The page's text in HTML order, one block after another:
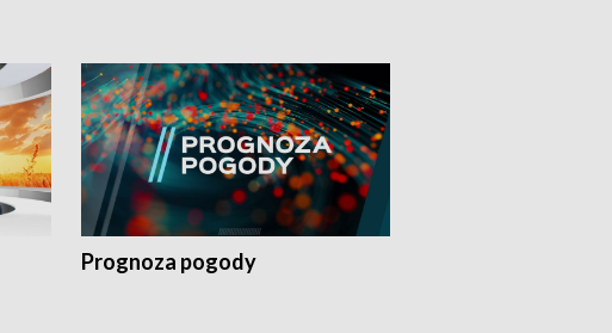
Prognoza pogody